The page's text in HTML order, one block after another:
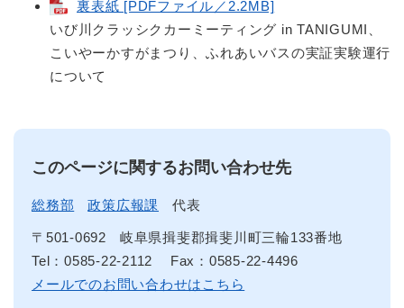
裏表紙 [PDFファイル／2.2MB]
いび川クラッシクカーミーティング in TANIGUMI、
こいやーかすがまつり、ふれあいバスの実証実験運行
について
このページに関するお問い合わせ先
総務部 政策広報課 代表
〒501-0692
岐阜県揖斐郡揖斐川町三輪133番地
Tel：0585-22-2112
Fax：0585-22-4496
メールでのお問い合わせはこちら